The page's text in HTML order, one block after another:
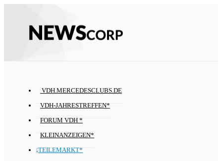
VDH.MERCEDESCLUBS.DE
VDH-JAHRESTREFFEN*
FORUM VDH *
KLEINANZEIGEN*
TEILEMARKT*